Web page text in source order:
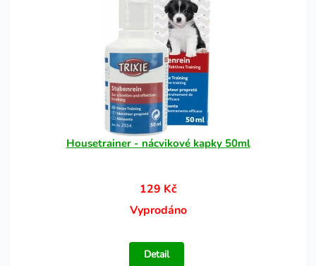
Housetrainer - nácvikové kapky 50ml
129 Kč
Vyprodáno
Detail